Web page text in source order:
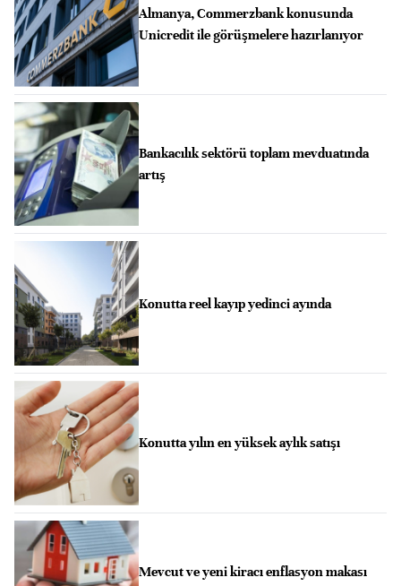
Almanya, Commerzbank konusunda
Unicredit ile görüşmelere hazırlanıyor
Bankacılık sektörü toplam mevduatında
artış
Konutta reel kayıp yedinci ayında
Konutta yılın en yüksek aylık satışı
Mevcut ve yeni kiracı enflasyon makası